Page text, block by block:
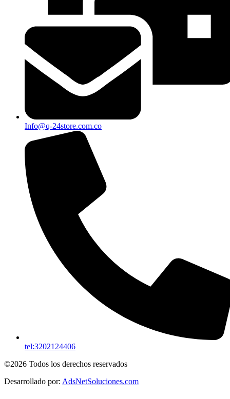
Info@q-24store.com.co
tel:3202124406
©2026 Todos los derechos reservados
Desarrollado por: AdsNetSoluciones.com